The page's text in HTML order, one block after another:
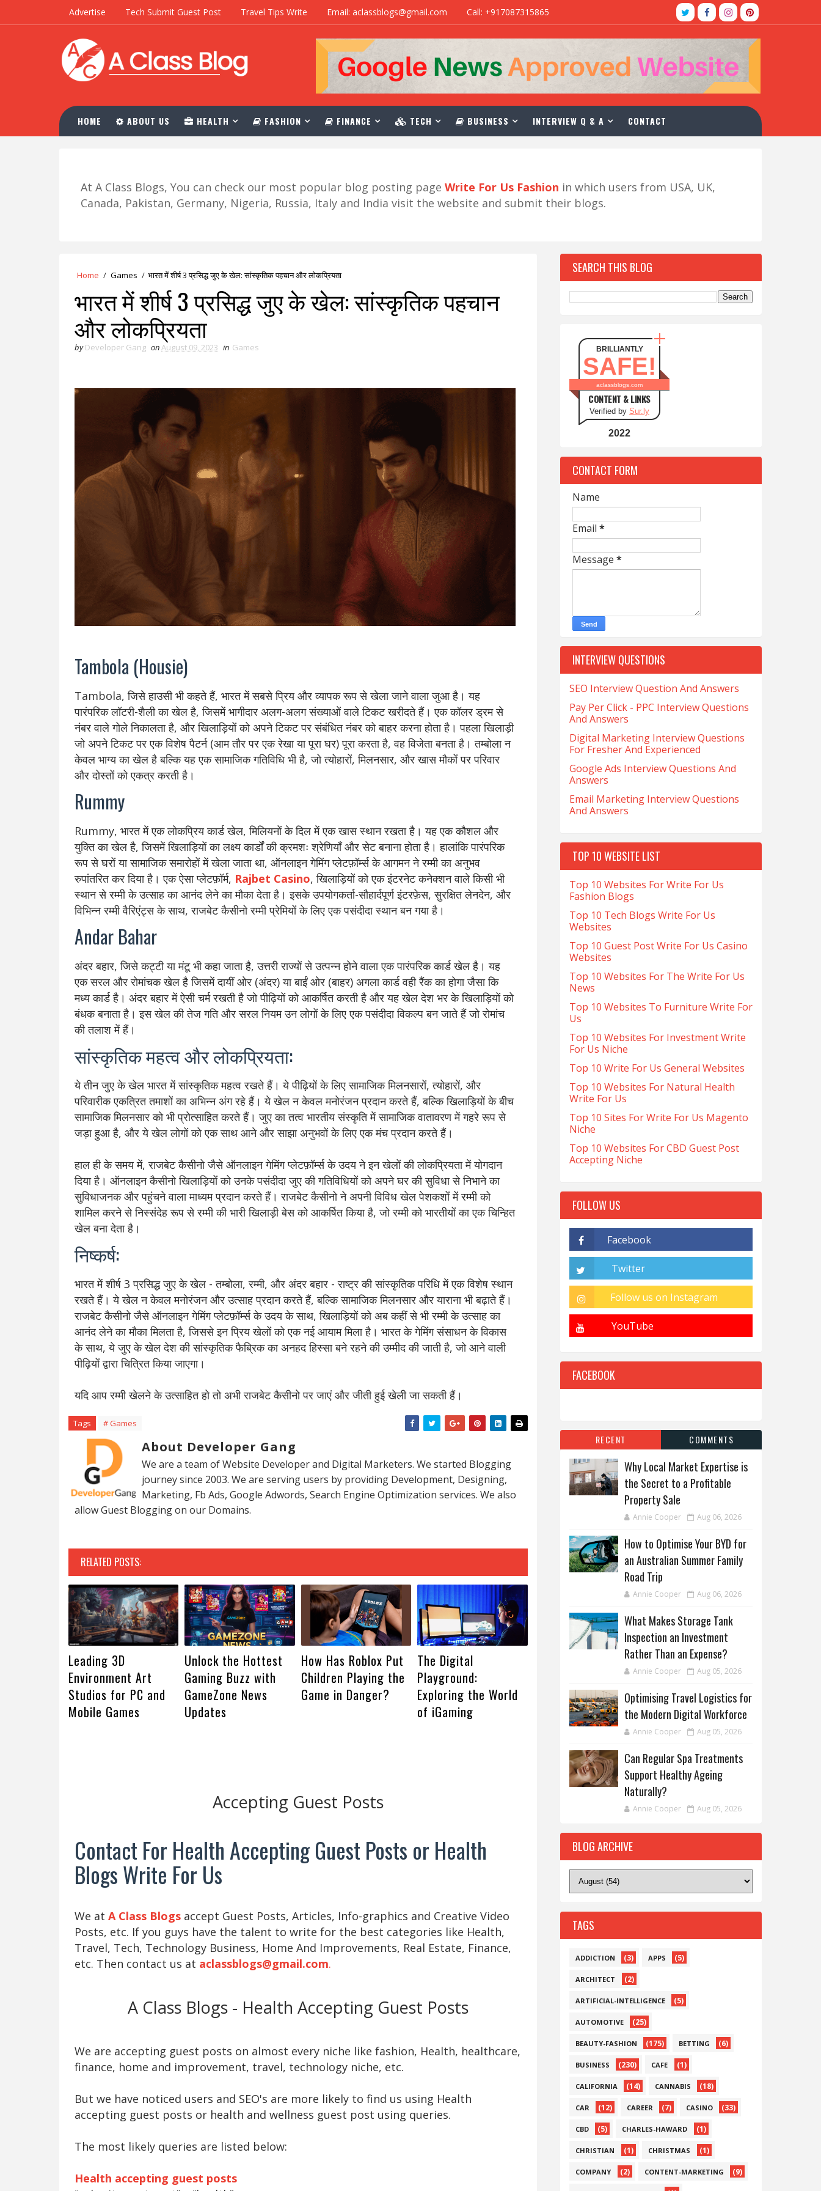
Advertise Tech Submit Guest Post Travel Tips Write Email: aclassblogs@gmail.com Call: +917087315865
HOME ABOUT US HEALTH FASHION FINANCE TECH BUSINESS INTERVIEW Q & A CONTACT
At A Class Blogs, You can check our most popular blog posting page Write For Us Fashion in which users from USA, UK,
Canada, Pakistan, Germany, Nigeria, Russia, Italy and India visit the website and submit their blogs.
Home / Games / भारत में शीर्ष 3 प्रसिद्ध जुए के खेल: सांस्कृतिक पहचान और लोकप्रियता
भारत में शीर्ष 3 प्रसिद्ध जुए के खेल: सांस्कृतिक पहचान
और लोकप्रियता
by Developer Gang onAugust 09, 2023 in Games
Tambola (Housie)
Tambola, जिसे हाउसी भी कहते हैं, भारत में सबसे प्रिय और व्यापक रूप से खेला जाने वाला जुआ है। यह
पारंपरिक लॉटरी-शैली का खेल है, जिसमें भागीदार अलग-अलग संख्याओं वाले टिकट खरीदते हैं। एक कॉलर ड्रम से
नंबर वाले गोले निकालता है, और खिलाड़ियों को अपने टिकट पर संबंधित नंबर को बाहर करना होता है। पहला खिलाड़ी
जो अपने टिकट पर एक विशेष पैटर्न (आम तौर पर एक रेखा या पूरा घर) पूरा करता है, वह विजेता बनता है। तम्बोला न
केवल भाग्य का खेल है बल्कि यह एक सामाजिक गतिविधि भी है, जो त्योहारों, मिलनसार, और खास मौकों पर परिवार
और दोस्तों को एकत्र करती है।
Rummy
Rummy, भारत में एक लोकप्रिय कार्ड खेल, मिलियनों के दिल में एक खास स्थान रखता है। यह एक कौशल और
युक्ति का खेल है, जिसमें खिलाड़ियों का लक्ष्य कार्डों की क्रमशः श्रेणियाँ और सेट बनाना होता है। हालांकि पारंपरिक
रूप से घरों या सामाजिक समारोहों में खेला जाता था, ऑनलाइन गेमिंग प्लेटफ़ॉर्म्स के आगमन ने रम्मी का अनुभव
रुपांतरित कर दिया है। एक ऐसा प्लेटफ़ॉर्म, Rajbet Casino, खिलाड़ियों को एक इंटरनेट कनेक्शन वाले किसी भी
स्थान से रम्मी के उत्साह का आनंद लेने का मौका देता है। इसके उपयोगकर्ता-सौहार्दपूर्ण इंटरफ़ेस, सुरक्षित लेनदेन, और
विभिन्न रम्मी वैरिएंट्स के साथ, राजबेट कैसीनो रम्मी प्रेमियों के लिए एक पसंदीदा स्थान बन गया है।
Andar Bahar
अंदर बहार, जिसे कट्टी या मंटू भी कहा जाता है, उत्तरी राज्यों से उत्पन्न होने वाला एक पारंपरिक कार्ड खेल है। यह
एक सरल और रोमांचक खेल है जिसमें दायीं ओर (अंदर) या बाईं ओर (बाहर) अगला कार्ड वही रैंक का होगा जैसा कि
मध्य कार्ड है। अंदर बहार में ऐसी चर्म रखती है जो पीढ़ियों को आकर्षित करती है और यह खेल देश भर के खिलाड़ियों को
बंधक बनाता है। इस खेल की तेज गति और सरल नियम उन लोगों के लिए एक पसंदीदा विकल्प बन जाते हैं जो रोमांच
की तलाश में हैं।
सांस्कृतिक महत्व और लोकप्रियता:
ये तीन जुए के खेल भारत में सांस्कृतिक महत्व रखते हैं। ये पीढ़ियों के लिए सामाजिक मिलनसारों, त्योहारों, और
परिवारीक एकत्रित तमाशों का अभिन्न अंग रहे हैं। ये खेल न केवल मनोरंजन प्रदान करते हैं, बल्कि खिलाड़ियों के बीच
सामाजिक मिलनसार को भी प्रोत्साहित करते हैं। जुए का तत्व भारतीय संस्कृति में सामाजिक वातावरण में गहरे रूप से
जड़ा हुआ है, और ये खेल लोगों को एक साथ आने और साझा अनुभवों के लिए एक मंच प्रदान करते हैं।
हाल ही के समय में, राजबेट कैसीनो जैसे ऑनलाइन गेमिंग प्लेटफ़ॉर्म्स के उदय ने इन खेलों की लोकप्रियता में योगदान
दिया है। ऑनलाइन कैसीनो खिलाड़ियों को उनके पसंदीदा जुए की गतिविधियों को अपने घर की सुविधा से निभाने का
सुविधाजनक और पहुंचने वाला माध्यम प्रदान करते हैं। राजबेट कैसीनो ने अपनी विविध खेल पेशकशों में रम्मी को
शामिल करने से निस्संदेह रूप से रम्मी की भारी खिलाड़ी बेस को आकर्षित किया है, जो रम्मी को भारतीयों का एक चिन्हित
खेल बना देता है।
निष्कर्ष:
भारत में शीर्ष 3 प्रसिद्ध जुए के खेल - तम्बोला, रम्मी, और अंदर बहार - राष्ट्र की सांस्कृतिक परिधि में एक विशेष स्थान
रखते हैं। ये खेल न केवल मनोरंजन और उत्साह प्रदान करते हैं, बल्कि सामाजिक मिलनसार और याराना भी बढ़ाते हैं।
राजबेट कैसीनो जैसे ऑनलाइन गेमिंग प्लेटफ़ॉर्म्स के उदय के साथ, खिलाड़ियों को अब कहीं से भी रम्मी के उत्साह का
आनंद लेने का मौका मिलता है, जिससे इन प्रिय खेलों को एक नई आयाम मिला है। भारत के गेमिंग संसाधन के विकास
के साथ, ये जुए के खेल देश की सांस्कृतिक फैब्रिक का अनहद हिस्सा बने रहने की उम्मीद की जाती है, जो आने वाली
पीढ़ियों द्वारा चित्रित किया जाएगा।
यदि आप रम्मी खेलने के उत्साहित हो तो अभी राजबेट कैसीनो पर जाएं और जीती हुई खेली जा सकती हैं।
Tags # Games
About Developer Gang
We are a team of Website Developer and Digital Marketers. We started Blogging
journey since 2003. We are serving users by providing Development, Designing,
Marketing, Fb Ads, Google Adwords, Search Engine Optimization services. We also
allow Guest Blogging on our Domains.
RELATED POSTS:
Leading 3D
Environment Art
Studios for PC and
Mobile Games
Unlock the Hottest
Gaming Buzz with
GameZone News
Updates
How Has Roblox Put
Children Playing the
Game in Danger?
The Digital
Playground:
Exploring the World
of iGaming
Accepting Guest Posts
Contact For Health Accepting Guest Posts or Health
Blogs Write For Us
We at A Class Blogs accept Guest Posts, Articles, Info-graphics and Creative Video
Posts, etc. If you guys have the talent to write for the best categories like Health,
Travel, Tech, Technology Business, Home And Improvements, Real Estate, Finance,
etc. Then contact us at aclassblogs@gmail.com.
A Class Blogs - Health Accepting Guest Posts
We are accepting guest posts on almost every niche like fashion, Health, healthcare,
finance, home and improvement, travel, technology niche, etc.
But we have noticed users and SEO's are more likely to find us using Health
accepting guest posts or health and wellness guest post using queries.
The most likely queries are listed below:
Health accepting guest posts
SEARCH THIS BLOG
BRILLIANTLY
SAFE!
aclassblogs.com
CONTENT & LINKS
Verified by Sur.ly
2022
CONTACT FORM
Name
Email *
Message *
INTERVIEW QUESTIONS
SEO Interview Question And Answers
Pay Per Click - PPC Interview Questions
And Answers
Digital Marketing Interview Questions
For Fresher And Experienced
Google Ads Interview Questions And
Answers
Email Marketing Interview Questions
And Answers
TOP 10 WEBSITE LIST
Top 10 Websites For Write For Us
Fashion Blogs
Top 10 Tech Blogs Write For Us
Websites
Top 10 Guest Post Write For Us Casino
Websites
Top 10 Websites For The Write For Us
News
Top 10 Websites To Furniture Write For
Us
Top 10 Websites For Investment Write
For Us Niche
Top 10 Write For Us General Websites
Top 10 Websites For Natural Health
Write For Us
Top 10 Sites For Write For Us Magento
Niche
Top 10 Websites For CBD Guest Post
Accepting Niche
FOLLOW US
FACEBOOK
RECENT COMMENTS
Why Local Market Expertise is
the Secret to a Profitable
Property Sale
Annie Cooper Aug 06, 2026
How to Optimise Your BYD for
an Australian Summer Family
Road Trip
Annie Cooper Aug 06, 2026
What Makes Storage Tank
Inspection an Investment
Rather Than an Expense?
Annie Cooper Aug 05, 2026
Optimising Travel Logistics for
the Modern Digital Workforce
Annie Cooper Aug 05, 2026
Can Regular Spa Treatments
Support Healthy Ageing
Naturally?
Annie Cooper Aug 05, 2026
BLOG ARCHIVE
TAGS
ADDICTION (3) APPS (5)
ARCHITECT (2)
ARTIFICIAL-INTELLIGENCE (5)
AUTOMOTIVE (25)
BEAUTY-FASHION (175) BETTING (6)
BUSINESS (230) CAFE (1)
CALIFORNIA (14) CANNABIS (18)
CAR (12) CAREER (7) CASINO (33)
CBD (5) CHARLES-HAWARD (1)
CHRISTIAN (1) CHRISTMAS (1)
COMPANY (2) CONTENT-MARKETING (9)